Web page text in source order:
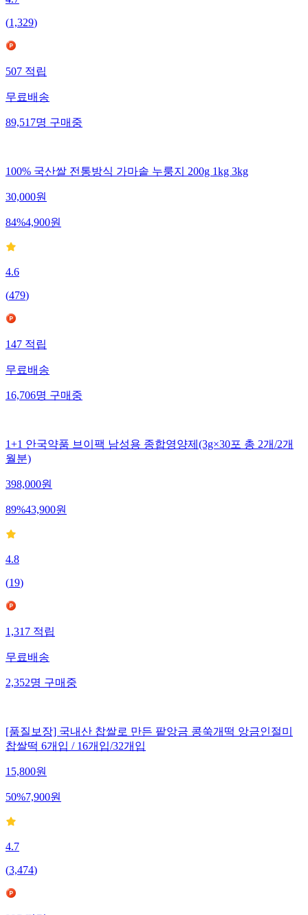
(1,329)
507적립
무료배송
89,517명구매중
100% 국산쌀 전통방식 가마솥 누룽지 200g 1kg 3kg
30,000원
84%4,900원
4.6
(479)
147적립
무료배송
16,706명구매중
1+1 안국약품 브이팩 남성용 종합영양제(3g×30포 총 2개/2개
월분)
398,000원
89%43,900원
4.8
(19)
1,317적립
무료배송
2,352명구매중
[품질보장] 국내산 찹쌀로 만든 팥앙금 콩쑥개떡 앙금인절미
찹쌀떡 6개입 / 16개입/32개입
15,800원
50%7,900원
4.7
(3,474)